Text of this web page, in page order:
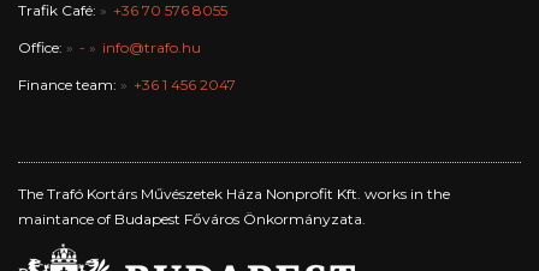
Trafik Café: +36 70 576 8055
Office: - info@trafo.hu
Finance team: +36 1 456 2047
The Trafó Kortárs Művészetek Háza Nonprofit Kft. works in the
maintance of Budapest Főváros Önkormányzata.